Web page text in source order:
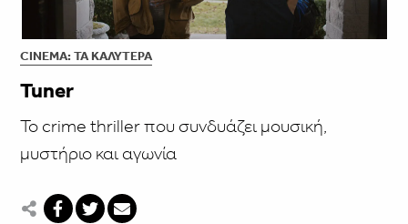
CINEMA: ΤΑ ΚΑΛΎΤΕΡΑ
Tuner
Το crime thriller που συνδυάζει μουσική,
μυστήριο και αγωνία